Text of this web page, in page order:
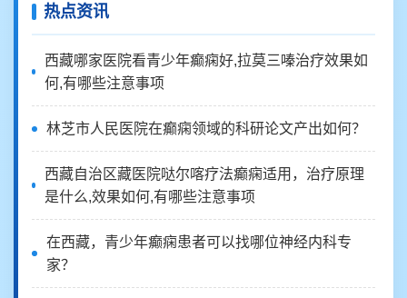
热点资讯
西藏哪家医院看青少年癫痫好,拉莫三嗪治疗效果如
何,有哪些注意事项
林芝市人民医院在癫痫领域的科研论文产出如何？
西藏自治区藏医院哒尔喀疗法癫痫适用，治疗原理
是什么,效果如何,有哪些注意事项
在西藏，青少年癫痫患者可以找哪位神经内科专
家？